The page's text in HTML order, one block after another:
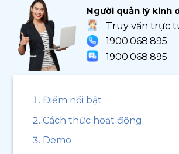
Người quản lý kinh
Truy vấn trực
1900.068.895
1900.068.895
Điểm nổi bật
Cách thức hoạt động
Demo